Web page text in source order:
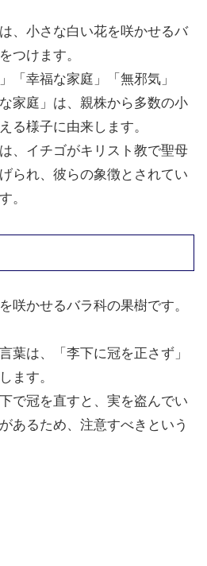
、小さな白い花を咲かせるバ
つけます。
「幸福な家庭」「無邪気」
家庭」は、親株から多数の小
る様子に由来します。
、イチゴがキリスト教で聖母
られ、彼らの象徴とされてい
。
咲かせるバラ科の果樹です。
葉は、「李下に冠を正さず」
ます。
で冠を直すと、実を盗んでい
あるため、注意すべきという